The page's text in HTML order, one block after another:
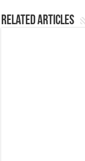
Related Articles